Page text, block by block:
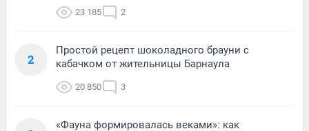
23 185 2
2
Простой рецепт шоколадного брауни с
кабачком от жительницы Барнаула
20 850 3
«Фауна формировалась веками»: как